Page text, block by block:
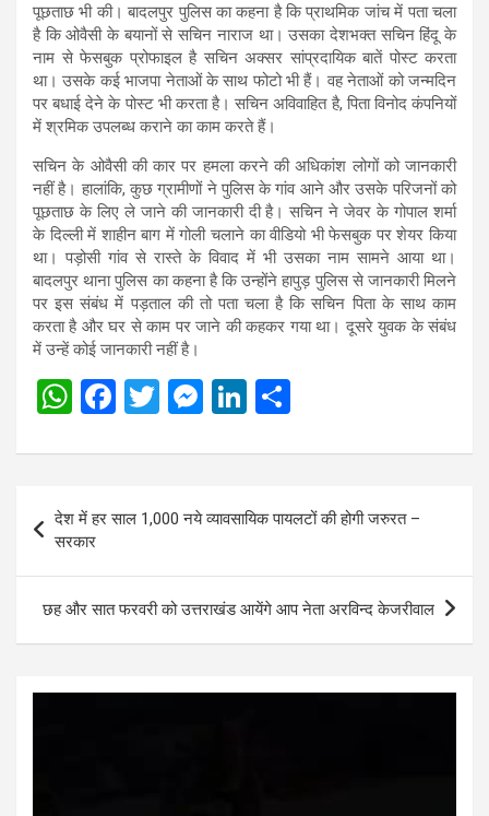
पूछताछ भी की। बादलपुर पुलिस का कहना है कि प्राथमिक जांच में पता चला
है कि ओवैसी के बयानों से सचिन नाराज था। उसका देशभक्त सचिन हिंदू के
नाम से फेसबुक प्रोफाइल है सचिन अक्सर सांप्रदायिक बातें पोस्ट करता
था। उसके कई भाजपा नेताओं के साथ फोटो भी हैं। वह नेताओं को जन्मदिन
पर बधाई देने के पोस्ट भी करता है। सचिन अविवाहित है, पिता विनोद कंपनियों
में श्रमिक उपलब्ध कराने का काम करते हैं।
सचिन के ओवैसी की कार पर हमला करने की अधिकांश लोगों को जानकारी
नहीं है। हालांकि, कुछ ग्रामीणों ने पुलिस के गांव आने और उसके परिजनों को
पूछताछ के लिए ले जाने की जानकारी दी है। सचिन ने जेवर के गोपाल शर्मा
के दिल्ली में शाहीन बाग में गोली चलाने का वीडियो भी फेसबुक पर शेयर किया
था। पड़ोसी गांव से रास्ते के विवाद में भी उसका नाम सामने आया था।
बादलपुर थाना पुलिस का कहना है कि उन्होंने हापुड़ पुलिस से जानकारी मिलने
पर इस संबंध में पड़ताल की तो पता चला है कि सचिन पिता के साथ काम
करता है और घर से काम पर जाने की कहकर गया था। दूसरे युवक के संबंध
में उन्हें कोई जानकारी नहीं है।
W
at
s
A
p
p
F
ce
o
o
k
T
tt
er
M
se
g
er
Li
ke
dI
n
ar
Post
navigation
देश में हर साल 1,000 नये व्यावसायिक पायलटों की होगी जरुरत –
सरकार
छह और सात फरवरी को उत्तराखंड आयेंगे आप नेता अरविन्द केजरीवाल